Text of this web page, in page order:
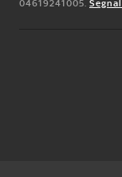
04619241005.